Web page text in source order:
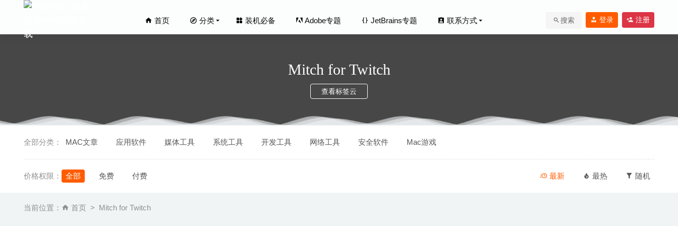
首页 分类 装机必备 Adobe专题 JetBrains专题 联系方式 搜索 登录 注册
Mitch for Twitch
查看标签云
全部分类： MAC文章 应用软件 媒体工具 系统工具 开发工具 网络工具 安全软件 Mac游戏
价格权限： 全部 免费 付费 最新 最热 随机
当前位置： 首页 Mitch for Twitch
2020-02-19